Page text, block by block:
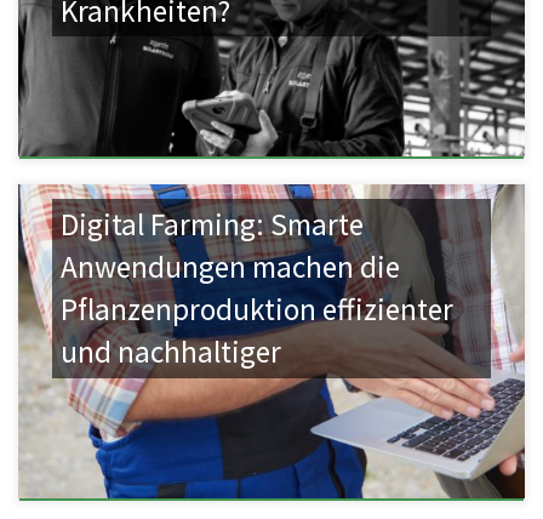
Krankheiten?
Digital Farming: Smarte
Anwendungen machen die
Pflanzenproduktion effizienter
und nachhaltiger